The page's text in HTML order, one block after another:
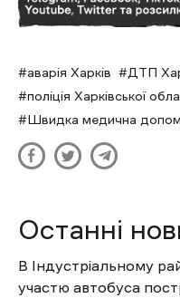
аварія Харків
ДТП
поліція Харківської
Швидка медична
Останні
В Індустріальному
участю автобуса